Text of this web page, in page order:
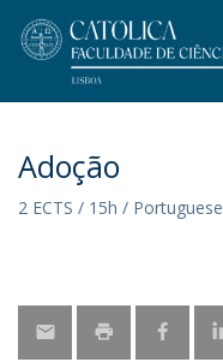
Adoção
2 ECTS / 15h / Portuguese